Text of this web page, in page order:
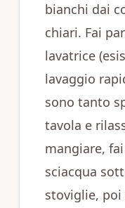
bianchi dai
chiari. Fai
lavatrice
lavaggio
sono tanto
tavola e
mangiare,
sciacqua
stoviglie,